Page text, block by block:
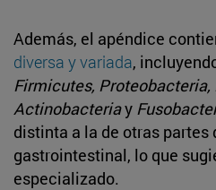
Además, el apéndice
diversa y variada,
Firmicutes,
Actinobacteriay
distinta a la de otras partes
gastrointestinal, lo que
especializado.